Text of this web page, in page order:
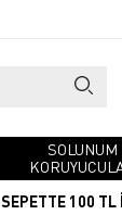
SOLUNUM
SEPETTE 100 TL